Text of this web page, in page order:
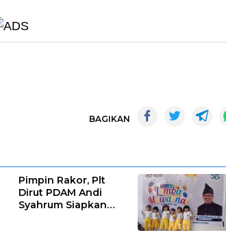
BAGIKAN
Pimpin Rakor, Plt
Dirut PDAM Andi
Syahrum Siapkan